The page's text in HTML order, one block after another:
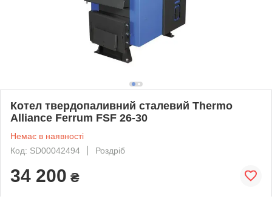
Котел твердопаливний сталевий Thermo
Alliance Ferrum FSF 26-30
Немає в наявності
Код: SD00042494
Роздріб
34 200 ₴